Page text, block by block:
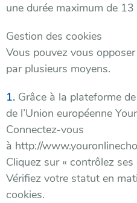
une durée maximum de 13
Gestion des cookies
Vous pouvez vous
par plusieurs moyens.
Grâce à la plateforme
de l’Union européenne
Connectez-vous
à http://
Cliquez sur « contrôlez ses
Vérifiez votre statut en
cookies.